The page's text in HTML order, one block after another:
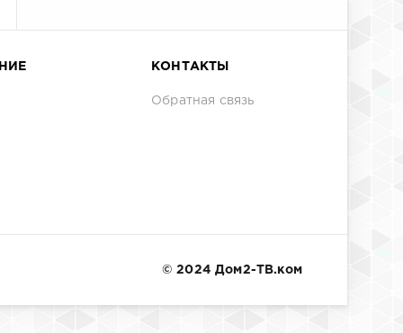
КОНТАКТЫ
Обратная связь
© 2024 Дом2-ТВ.ком